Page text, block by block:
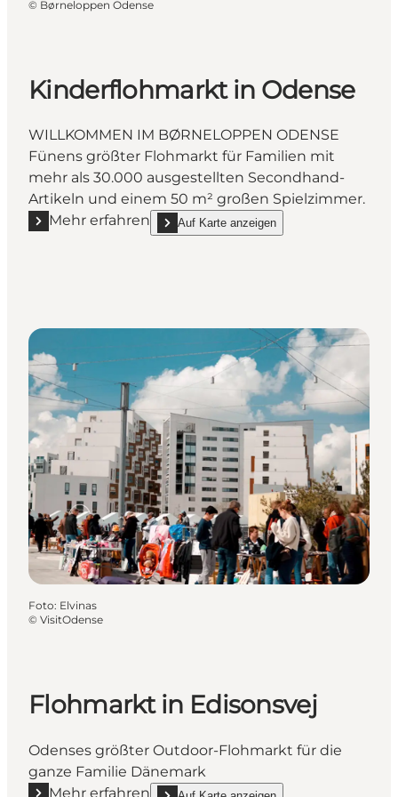
© Børneloppen Odense
Kinderflohmarkt in Odense
WILLKOMMEN IM BØRNELOPPEN ODENSE
Fünens größter Flohmarkt für Familien mit
mehr als 30.000 ausgestellten Secondhand-
Artikeln und einem 50 m² großen Spielzimmer.
Mehr erfahren
Mehr erfahren "Kinderflohmarkt in Odense"
Auf Karte anzeigen
show Kinderflohmarkt in Odense on_map
Foto: Elvinas
© VisitOdense
Flohmarkt in Edisonsvej
Odenses größter Outdoor-Flohmarkt für die
ganze Familie Dänemark
Mehr erfahren